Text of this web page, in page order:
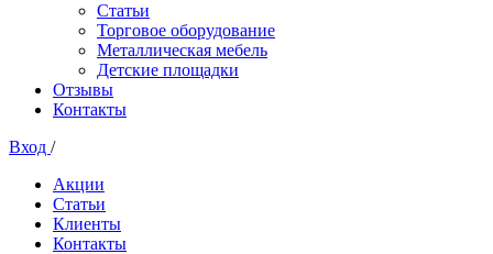
Статьи
Торговое оборудование
Металлическая мебель
Детские площадки
Отзывы
Контакты
Вход /
Акции
Статьи
Клиенты
Контакты